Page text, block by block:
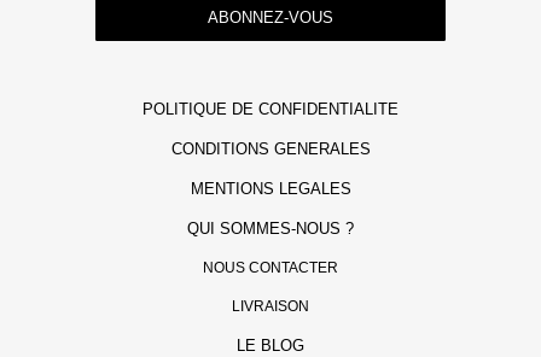
ABONNEZ-VOUS
POLITIQUE DE CONFIDENTIALITE
CONDITIONS GENERALES
MENTIONS LEGALES
QUI SOMMES-NOUS ?
NOUS CONTACTER
LIVRAISON
LE BLOG